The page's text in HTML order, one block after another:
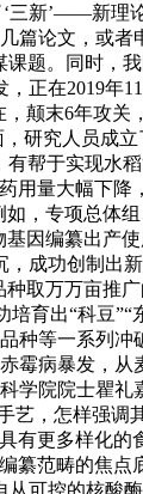
‘三新’——新理
篇论文，或者
题。同时，
正在2019年
颠末6年攻关
研究人员成
帮于实现水
用量大幅下降
，专项总体
基因编纂出
成功创制出
取万万亩推
育出“科豆”“
种等一系列冲
霉病暴发，从
学院院士瞿礼
艺，怎样强调
有更多样化的
纂范畴的焦点
可控的核酸